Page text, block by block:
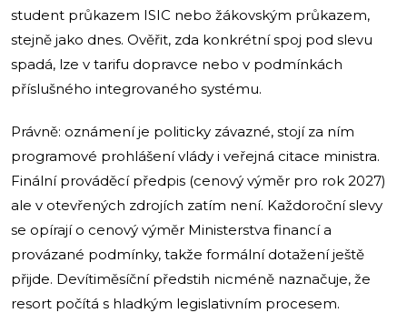
student průkazem ISIC nebo žákovským průkazem,
stejně jako dnes. Ověřit, zda konkrétní spoj pod slevu
spadá, lze v tarifu dopravce nebo v podmínkách
příslušného integrovaného systému.
Právně: oznámení je politicky závazné, stojí za ním
programové prohlášení vlády i veřejná citace ministra.
Finální prováděcí předpis (cenový výměr pro rok 2027)
ale v otevřených zdrojích zatím není. Každoroční slevy
se opírají o cenový výměr Ministerstva financí a
provázané podmínky, takže formální dotažení ještě
přijde. Devítiměsíční předstih nicméně naznačuje, že
resort počítá s hladkým legislativním procesem.